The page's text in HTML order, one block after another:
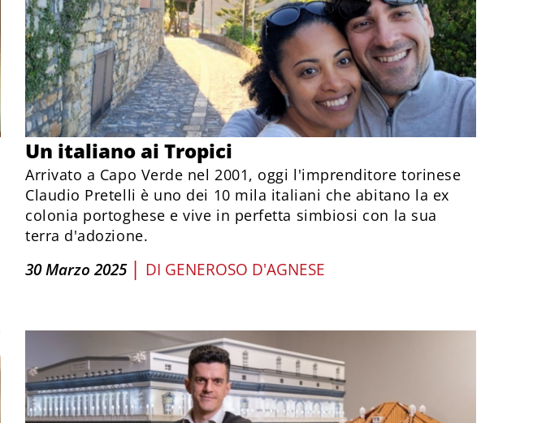
Un italiano ai Tropici
Arrivato a Capo Verde nel 2001, oggi l'imprenditore torinese
Claudio Pretelli è uno dei 10 mila italiani che abitano la ex
colonia portoghese e vive in perfetta simbiosi con la sua
terra d'adozione.
30 Marzo 2025 | DI GENEROSO D'AGNESE